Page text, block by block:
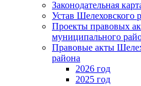
Законодательная
Устав Шелеховского
Проекты правовых
муниципального
Правовые акты
района
2026 год
2025 год